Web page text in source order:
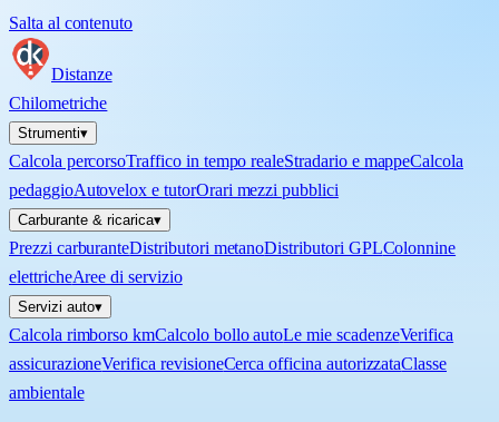
Salta al contenuto
Distanze
Chilometriche
Strumenti▾
Calcola percorsoTraffico in tempo realeStradario e mappeCalcola
pedaggioAutovelox e tutorOrari mezzi pubblici
Carburante & ricarica▾
Prezzi carburanteDistributori metanoDistributori GPLColonnine
elettricheAree di servizio
Servizi auto▾
Calcola rimborso kmCalcolo bollo autoLe mie scadenzeVerifica
assicurazioneVerifica revisioneCerca officina autorizzataClasse
ambientale